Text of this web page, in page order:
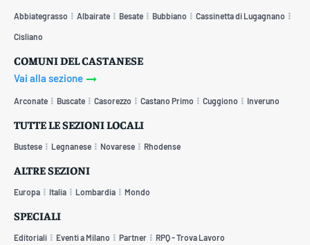
Abbiategrasso Albairate Besate Bubbiano Cassinetta di Lugagnano
Cisliano
COMUNI DEL CASTANESE
Vai alla sezione
Arconate Buscate Casorezzo Castano Primo Cuggiono Inveruno
TUTTE LE SEZIONI LOCALI
Bustese Legnanese Novarese Rhodense
ALTRE SEZIONI
Europa Italia Lombardia Mondo
SPECIALI
Editoriali Eventi a Milano Partner RPQ - Trova Lavoro